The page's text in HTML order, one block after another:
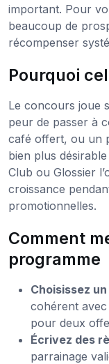
important. Pour
beaucoup de
récompenser
Pourquoi
Le concours joue
peur de passer à
café offert, ou un
bien plus
Club ou Glossier
croissance
promotionnelles.
Comment
programme
Choisissez
cohérent
pour deux
Écrivez des
parrainage